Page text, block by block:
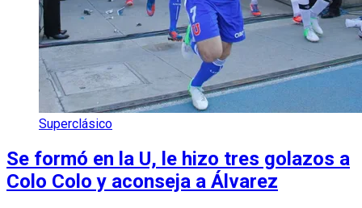
Superclásico
Se formó en la U, le hizo tres golazos a
Colo Colo y aconseja a Álvarez